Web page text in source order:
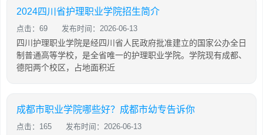
2024四川省护理职业学院招生简介
点击：69 发布时间：2026-06-13
四川护理职业学院是经四川省人民政府批准建立的国家公办全日
制普通高等学校，是全省唯一的护理职业学院。学院现有成都、
德阳两个校区，占地面积近
成都市职业学院哪些好？成都市幼专告诉你
点击：165 发布时间：2026-06-13